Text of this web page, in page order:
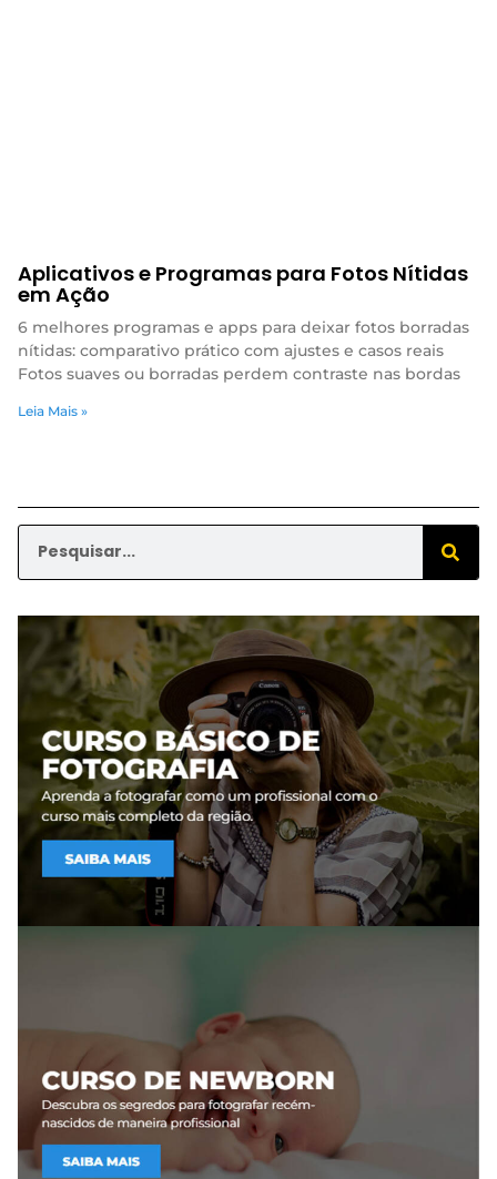
Aplicativos e Programas para Fotos Nítidas
em Ação
6 melhores programas e apps para deixar fotos borradas
nítidas: comparativo prático com ajustes e casos reais
Fotos suaves ou borradas perdem contraste nas bordas
Leia Mais »